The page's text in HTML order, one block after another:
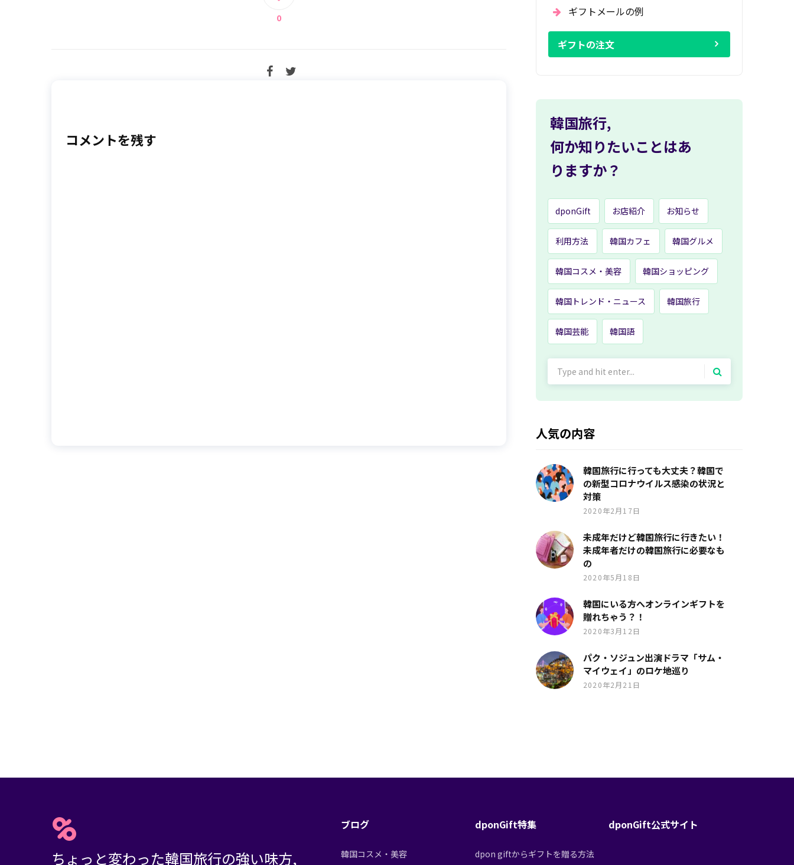
0
コメントを残す
ギフトメールの例
ギフトの注文
韓国旅行,
何か知りたいことはあ
りますか？
dponGift お店紹介 お知らせ
利用方法 韓国カフェ 韓国グルメ
韓国コスメ・美容 韓国ショッピング
韓国トレンド・ニュース 韓国旅行
韓国芸能 韓国語
人気の内容
韓国旅行に行っても大丈夫？韓国で
の新型コロナウイルス感染の状況と
対策
2020年2月17日
未成年だけど韓国旅行に行きたい！
未成年者だけの韓国旅行に必要なも
の
2020年5月18日
韓国にいる方へオンラインギフトを
贈れちゃう？！
2020年3月12日
パク・ソジュン出演ドラマ「サム・
マイウェイ」のロケ地巡り
2020年2月21日
ちょっと変わった韓国旅行の強い味方,
ブログ
韓国コスメ・美容
dponGift特集
dpon giftからギフトを贈る方法
dponGift公式サイト